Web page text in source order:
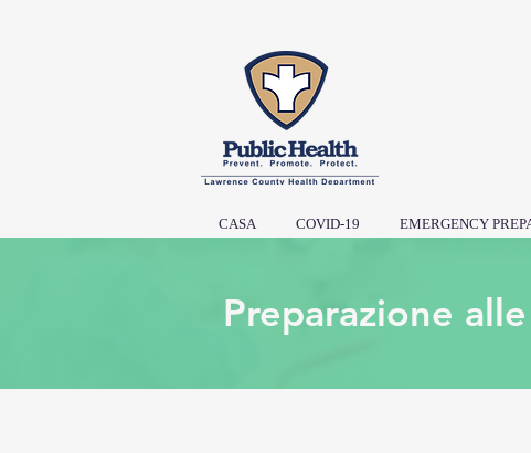
CASA COVID-19 EMERGENCY
Preparazione